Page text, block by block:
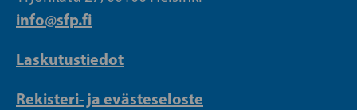
info@sfp.fi
Laskutustiedot
Rekisteri- ja evästeseloste